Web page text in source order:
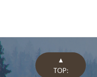
▲
TOP: